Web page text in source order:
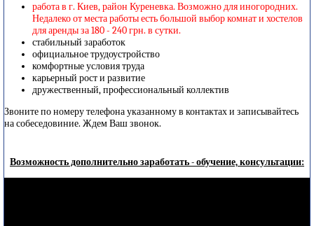
работа в г. Киев, район Куреневка. Возможно для иногородних.
Недалеко от места работы есть большой выбор комнат и хостелов
для аренды за 180 - 240 грн. в сутки.
стабильный заработок
официальное трудоустройство
комфортные условия труда
карьерный рост и развитие
дружественный, профессиональный коллектив
Звоните по номеру телефона указанному в контактах и записывайтесь
на собеседовиние. Ждем Ваш звонок.
Возможность дополнительно заработать - обучение, консультации: